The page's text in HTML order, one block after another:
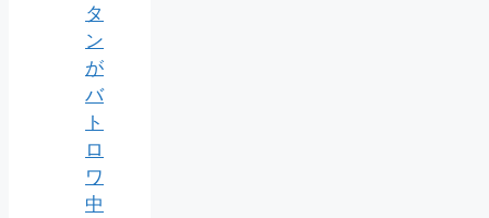
タ
ン
が
バ
ト
ロ
ワ
中